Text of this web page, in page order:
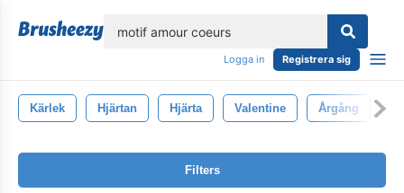
Logga in Registrera sig
Kärlek Hjärtan Hjärta Valentine Årgång
Filters